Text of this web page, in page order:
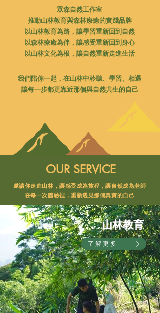
眾森自然工作室
推動山林教育與森林療癒的實踐品牌
以山林教育為路，讓學習重新回到自然
以森林療癒為伴，讓感受重新回到身心
以山林文化為根，讓自然重新走進生活
我們陪你一起，在山林中聆聽、學習、相遇
讓每一步都更靠近那個與自然共生的自己
OUR SERVICE
邀請你走進山林，讓感受成為旅程，讓自然成為老師
在每一次體驗裡，重新遇見那個真實的自己
山林教育
了解更多